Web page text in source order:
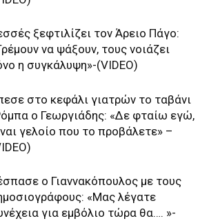
ξεφτιλίζει τον Άρειο Πάγο:
να ψάξουν, τους νοιάζει
η συγκάλυψη»-(VIDEO)
στο κεφάλι γιατρών το ταβάνι
ο Γεωργιάδης: «Δε φταίω εγώ,
γελοίο που το προβάλετε» –
ο Γιαννακόπουλος με τους
«Μας λέγατε
για εμβόλιο τώρα θα…. »-